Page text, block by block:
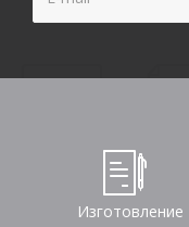
Изготовление